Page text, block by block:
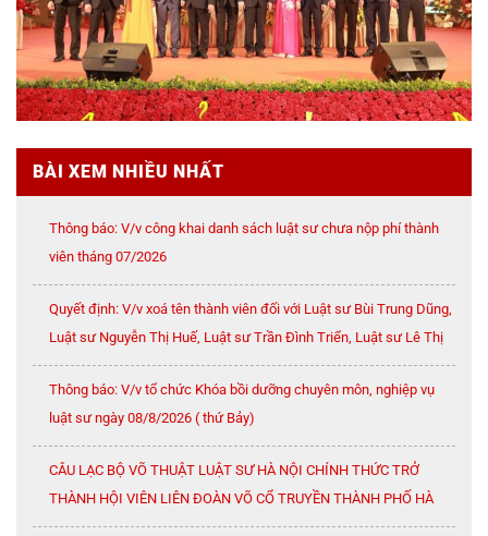
BÀI XEM NHIỀU NHẤT
Thông báo: V/v công khai danh sách luật sư chưa nộp phí thành
viên tháng 07/2026
Quyết định: V/v xoá tên thành viên đối với Luật sư Bùi Trung Dũng,
Luật sư Nguyễn Thị Huế, Luật sư Trần Đình Triển, Luật sư Lê Thị
Oanh
Thông báo: V/v tổ chức Khóa bồi dưỡng chuyên môn, nghiệp vụ
luật sư ngày 08/8/2026 ( thứ Bảy)
CÂU LẠC BỘ VÕ THUẬT LUẬT SƯ HÀ NỘI CHÍNH THỨC TRỞ
THÀNH HỘI VIÊN LIÊN ĐOÀN VÕ CỔ TRUYỀN THÀNH PHỐ HÀ
NỘI